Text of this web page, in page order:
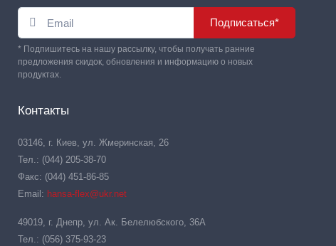
Подписаться*
* Подпишитесь на нашу рассылку, чтобы получать ранние
предложения скидок, обновления и информацию о новых
продуктах.
Контакты
03146, г. Киев, ул. Жмеринская, 26
Тел.: (044) 205-38-70
Факс: (044) 451-86-85
Email: hansa-flex@ukr.net
49019, г. Днепр, ул. Ак. Белелюбского, 36А
Тел.: (056) 375-93-23